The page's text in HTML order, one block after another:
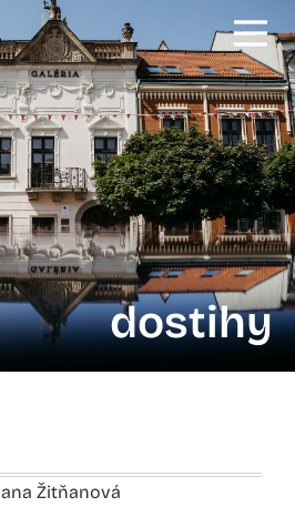
dostihy
Žitňanová